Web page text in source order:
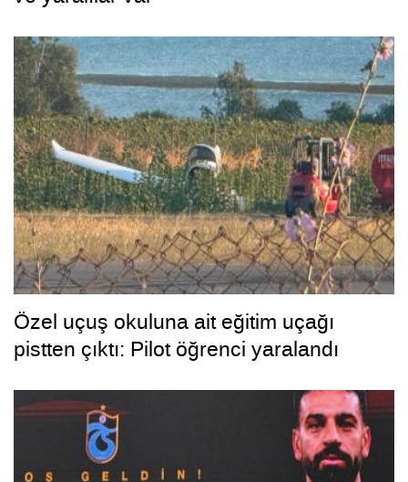
Özel uçuş okuluna ait eğitim uçağı
pistten çıktı: Pilot öğrenci yaralandı